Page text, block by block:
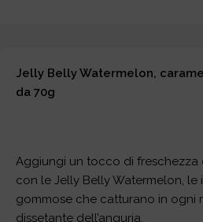
Jelly Belly Watermelon,
da 70g
Aggiungi un tocco di freschezza
con le Jelly Belly Watermelon, le
gommose che catturano in ogni
dissetante dell’anguria.